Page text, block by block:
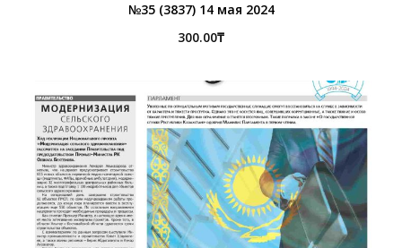
№35 (3837) 14 мая 2024
300.00₸